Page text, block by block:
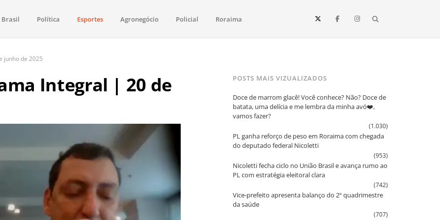
saúde, esportes, economia e os principais acontecimentos de Boa Vista e todo o estado de Roraima. Fique sempre informado
Brasil Política Esportes Agronegócio Policial Roraima
junho de 2025
Integral | 20 de
POSTS MAIS VIZUALIZADOS
Doce de marrom glacê! Você conhece? Não? Doce de
batata, uma delícia e me lembra da minha avó❤️,
vamos fazer?
(1.030)
PL ganha reforço de peso em Roraima com chegada
do deputado federal Nicoletti
(953)
Nicoletti fecha ciclo no União Brasil e avança rumo ao
PL com estratégia eleitoral clara
(742)
Vice‑prefeito apresenta balanço do 2º quadrimestre
da saúde
(707)